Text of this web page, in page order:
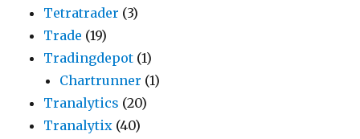
Tetratrader (3)
Trade (19)
Tradingdepot (1)
Chartrunner (1)
Tranalytics (20)
Tranalytix (40)